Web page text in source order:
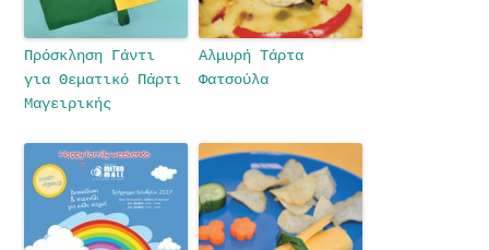
Πρόσκληση Γάντι
για Θεματικό Πάρτι
Μαγειρικής
Αλμυρή Τάρτα
Φατσούλα